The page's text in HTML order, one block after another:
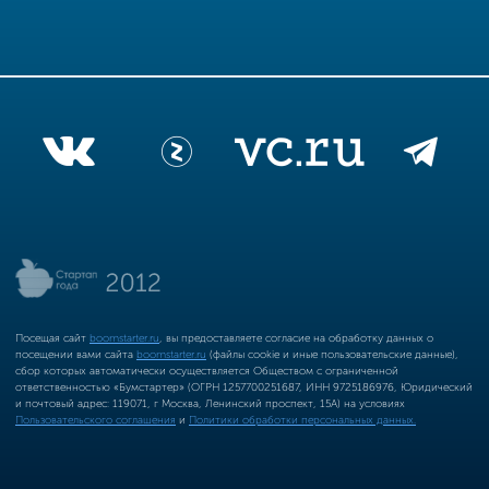
Посещая сайт boomstarter.ru , вы предоставляете согласие на обработку данных о
посещении вами сайта boomstarter.ru (файлы cookie и иные пользовательские данные),
сбор которых автоматически осуществляется Обществом с ограниченной
ответственностью «Бумстартер» (ОГРН 1257700251687, ИНН 9725186976, Юридический
и почтовый адрес: 119071, г Москва, Ленинский проспект, 15А) на условиях
Пользовательского соглашения и Политики обработки персональных данных.